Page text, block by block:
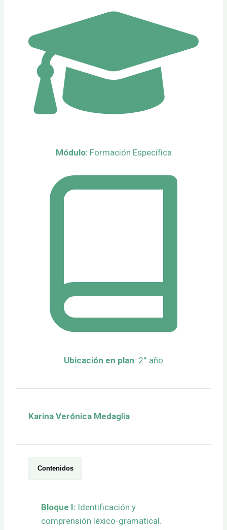
Módulo:Formación Específica
Ubicación en plan: 2° año
Karina Verónica Medaglia
Contenidos
Bloque I: Identificación y
comprensión léxico-gramatical.